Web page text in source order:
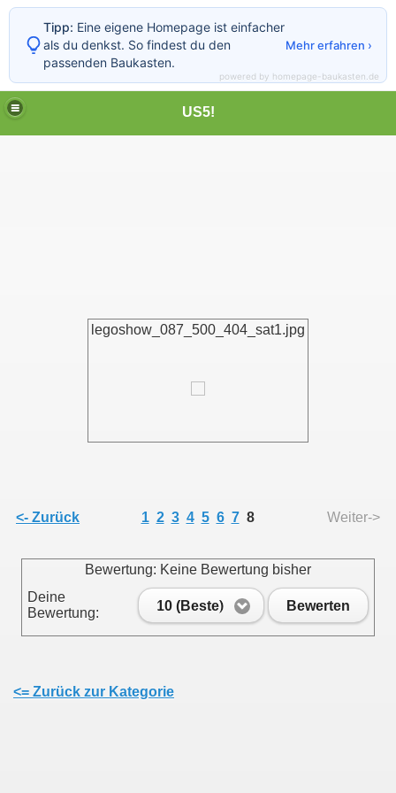
US5!
legoshow_087_500_404_sat1.jpg
<- Zurück 1 2 3 4 5 6 7 8 Weiter->
Bewertung: Keine Bewertung bisher
Deine
Bewertung:
10 (Beste) Bewerten
<= Zurück zur Kategorie
Tipp: Eine eigene Homepage ist einfacher
als du denkst. So findest du den
passenden Baukasten.
Mehr erfahren ›
powered by homepage-baukasten.de